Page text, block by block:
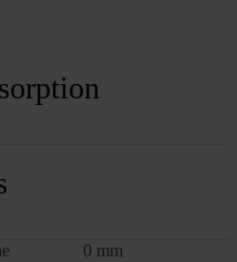
0 mm